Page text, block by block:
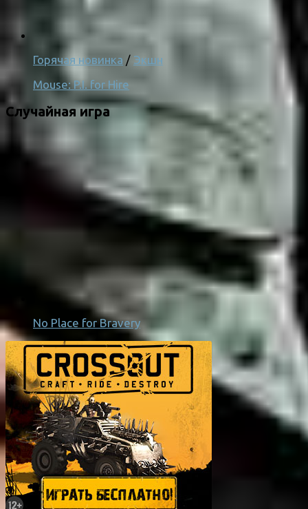
Горячая новинка / Экшн
Mouse: P.I. for Hire
Случайная игра
No Place for Bravery